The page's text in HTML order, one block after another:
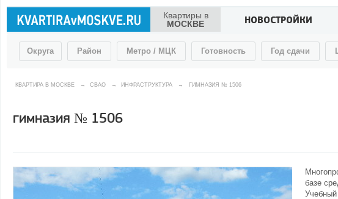
Квартиры в
МОСКВЕ
НОВОСТРОЙКИ
Округа Район Метро / МЦК Готовность Год сдачи
КВАРТИРА В МОСКВЕ → СВАО → ИНФРАСТРУКТУРА → ГИМНАЗИЯ № 1506
гимназия № 1506
базе